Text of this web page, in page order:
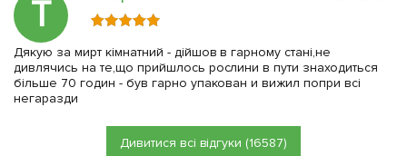
Т
Дякую за мирт кімнатний - дійшов в гарному стані,не
дивлячись на те,що прийшлось рослини в пути знаходиться
більше 70 годин - був гарно упакован и вижил попри всі
негаразди
Дивитися всі відгуки (16587)